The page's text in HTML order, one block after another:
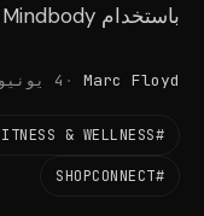
باستخدام Mindbody وShopConnect.
Marc Floyd 4 يونيو 2026
#FITNESS & WELLNESS
#SHOPCONNECT